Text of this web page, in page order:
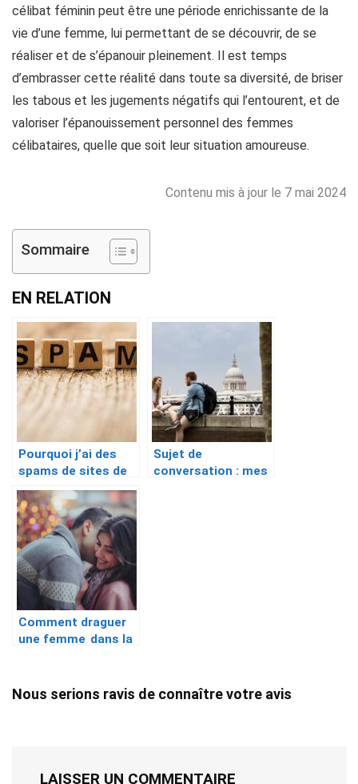
célibat féminin peut être une période enrichissante de la
vie d’une femme, lui permettant de se découvrir, de se
réaliser et de s’épanouir pleinement. Il est temps
d’embrasser cette réalité dans toute sa diversité, de briser
les tabous et les jugements négatifs qui l’entourent, et de
valoriser l’épanouissement personnel des femmes
célibataires, quelle que soit leur situation amoureuse.
Contenu mis à jour le 7 mai 2024
Sommaire
EN RELATION
Pourquoi j’ai des
spams de sites de
rencontre ?
Sujet de
conversation : mes
Comment draguer
une femme dans la
Nous serions ravis de connaître votre avis
LAISSER UN COMMENTAIRE